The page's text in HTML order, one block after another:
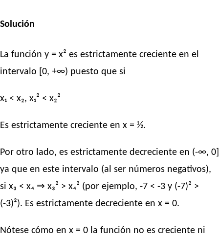
Solución
La función y = x² es estrictamente creciente en el
intervalo [0, +∞) puesto que si
x₁ < x₂, x₁² < x₂²
Es estrictamente creciente en x = ½.
Por otro lado, es estrictamente decreciente en (-∞, 0]
ya que en este intervalo (al ser números negativos),
si x₃ < x₄ ⇒ x₃² > x₄² (por ejemplo, -7 < -3 y (-7)² >
(-3)²). Es estrictamente decreciente en x = 0.
Nótese cómo en x = 0 la función no es creciente ni